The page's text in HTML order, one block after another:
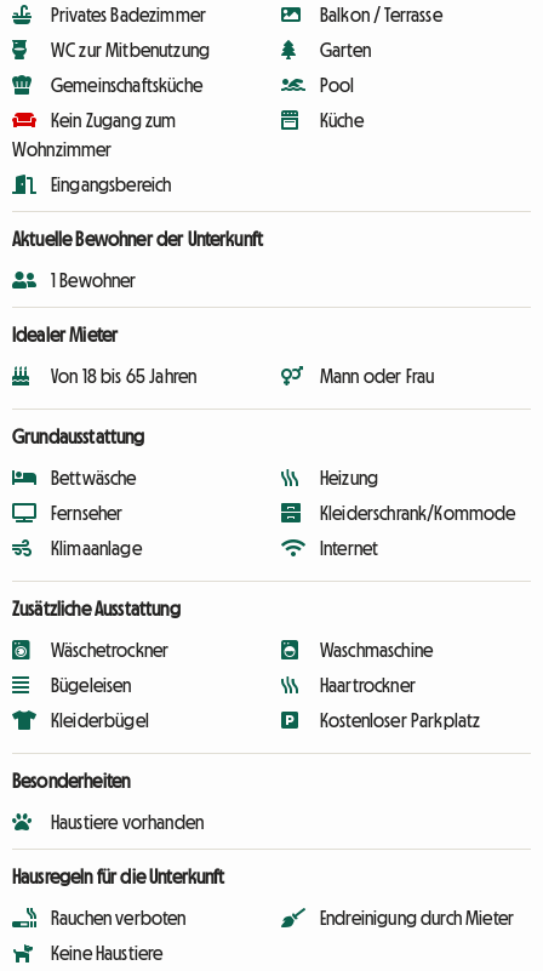
Privates Badezimmer
WC zur Mitbenutzung
Gemeinschaftsküche
Kein Zugang zum
Wohnzimmer
Eingangsbereich
Balkon / Terrasse
Garten
Pool
Küche
Aktuelle Bewohner der Unterkunft
1 Bewohner
Idealer Mieter
Von 18 bis 65 Jahren Mann oder Frau
Grundausstattung
Bettwäsche
Fernseher
Klimaanlage
Heizung
Kleiderschrank/Kommode
Internet
Zusätzliche Ausstattung
Wäschetrockner
Bügeleisen
Kleiderbügel
Waschmaschine
Haartrockner
Kostenloser Parkplatz
Besonderheiten
Haustiere vorhanden
Hausregeln für die Unterkunft
Rauchen verboten
Keine Haustiere
Endreinigung durch Mieter